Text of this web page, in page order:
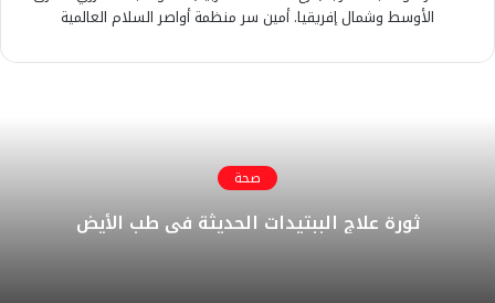
الأوسط وشمال إفريقيا. أمين سر منظمة أواصر السلام العالمية
صحة
ثورة علاج الببتيدات الحديثة في طب الأيض